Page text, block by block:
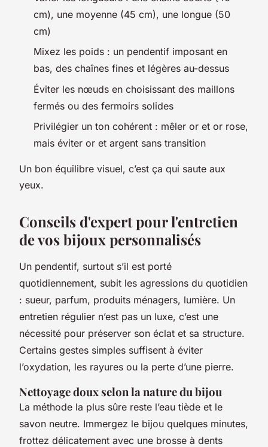
cm), une moyenne (45 cm), une longue (50
cm)
Mixez les poids : un pendentif imposant en
bas, des chaînes fines et légères au-dessus
Éviter les nœuds en choisissant des maillons
fermés ou des fermoirs solides
Privilégier un ton cohérent : mêler or et or rose,
mais éviter or et argent sans transition
Un bon équilibre visuel, c’est ça qui saute aux
yeux.
Conseils d'expert pour l'entretien
de vos bijoux personnalisés
Un pendentif, surtout s’il est porté
quotidiennement, subit les agressions du quotidien
: sueur, parfum, produits ménagers, lumière. Un
entretien régulier n’est pas un luxe, c’est une
nécessité pour préserver son éclat et sa structure.
Certains gestes simples suffisent à éviter
l’oxydation, les rayures ou la perte d’une pierre.
Nettoyage doux selon la nature du bijou
La méthode la plus sûre reste l’eau tiède et le
savon neutre. Immergez le bijou quelques minutes,
frottez délicatement avec une brosse à dents